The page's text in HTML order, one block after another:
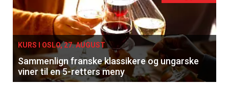
KURS I OSLO, 27. AUGUST
Sammenlign franske klassikere og ungarske
viner til en 5-retters meny